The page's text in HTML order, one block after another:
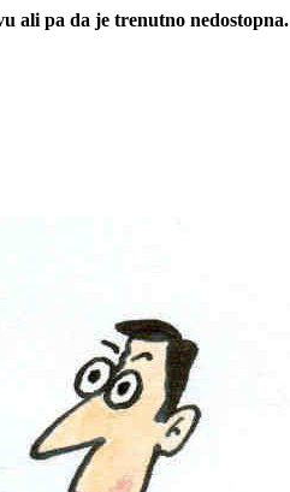
ali pa da je trenutno nedostopna.